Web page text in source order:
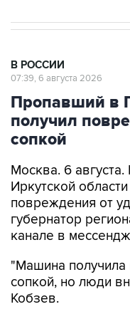
В РОССИИ
07:39, 6 августа 2026
Пропавший в
получил
сопкой
Москва. 6
Иркутской
повреждения от
губернатор
канале в
"Машина получила
сопкой, но люди
Кобзев.